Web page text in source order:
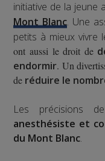
initiative de la jeune
Mont Blanc. Une
petits à mieux vivre
ont aussi le droit de
endormir. Un
de réduire le
Les précisions
anesthésiste et
du Mont Blanc.